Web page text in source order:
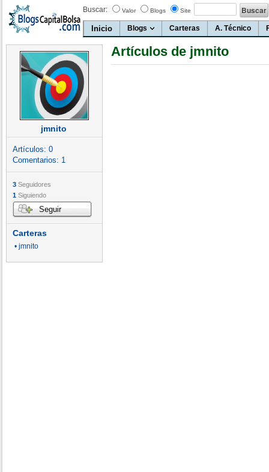
Buscar: Valor Blogs Site
Inicio Blogs Carteras A. Técnico
jmnito
Artículos: 0
Comentarios: 1
3 Seguidores
1 Siguiendo
Seguir
Carteras
• jmnito
Artículos de jmnito